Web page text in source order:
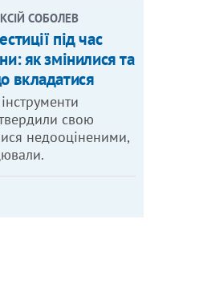
СОБОЛЕВ
під час
як змінилися та
вкладатися
свою
недооціненими,